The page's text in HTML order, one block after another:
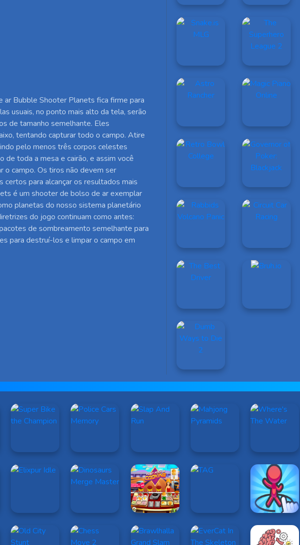
ar Bubble Shooter Planets fica firme para
usuais, no ponto mais alto da tela, serão
de tamanho semelhante. Eles
tentando capturar todo o campo. Atire
pelo menos três corpos celestes
de toda a mesa e cairão, e assim você
o campo. Os tiros não devem ser
certos para alcançar os resultados mais
é um shooter de bolso de ar exemplar
planetas do nosso sistema planetário
do jogo continuam como antes:
de sombreamento semelhante para
para destruí-los e limpar o campo em